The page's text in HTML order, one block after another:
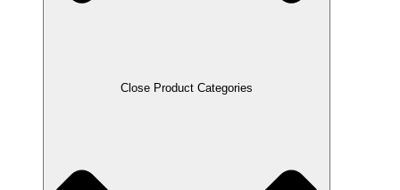
Close Product Categories